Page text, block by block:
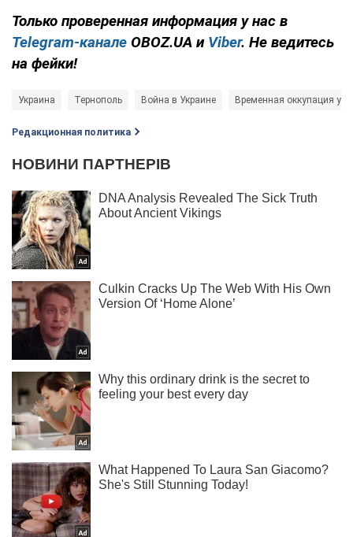
Только проверенная информация у нас в
Telegram-канале OBOZ.UA и Viber. Не ведитесь
на фейки!
Украина Тернополь Война в Украине Временная оккупация
Редакционная политика